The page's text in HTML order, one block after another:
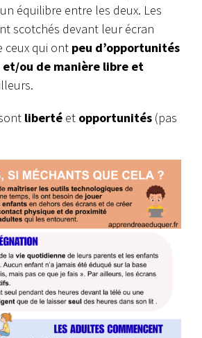
équilibre entre les deux. Les
scotchés devant leur écran
ceux qui ont peu d’opportunités
et/ou de manière libre et
liberté et opportunités (pas